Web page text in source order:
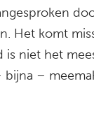
Het komt
is niet het
bijna –